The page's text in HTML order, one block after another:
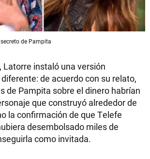
de Pampita
Latorre instaló una versión
de acuerdo con su relato,
de Pampita sobre el dinero habrían
que construyó alrededor de
la confirmación de que Telefe
desembolsado miles de
como invitada.